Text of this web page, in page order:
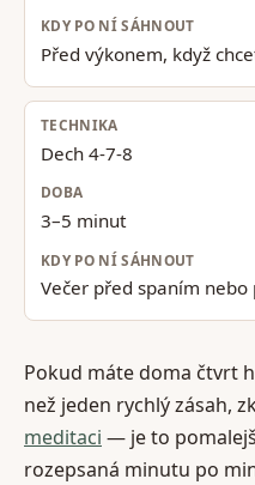
Před výkonem, když
Dech 4-7-8
3–5 minut
Večer před spaním
Pokud máte doma čtvrt
než jeden rychlý zásah,
meditaci — je to
rozepsaná minutu po